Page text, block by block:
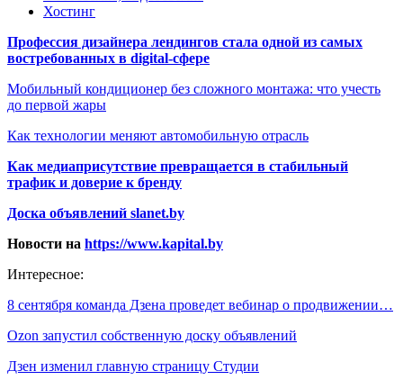
Хостинг
Профессия дизайнера лендингов стала одной из самых
востребованных в digital-сфере
Мобильный кондиционер без сложного монтажа: что учесть
до первой жары
Как технологии меняют автомобильную отрасль
Как медиаприсутствие превращается в стабильный
трафик и доверие к бренду
Доска объявлений slanet.by
Новости на https://www.kapital.by
Интересное:
8 сентября команда Дзена проведет вебинар о продвижении…
Ozon запустил собственную доску объявлений
Дзен изменил главную страницу Студии